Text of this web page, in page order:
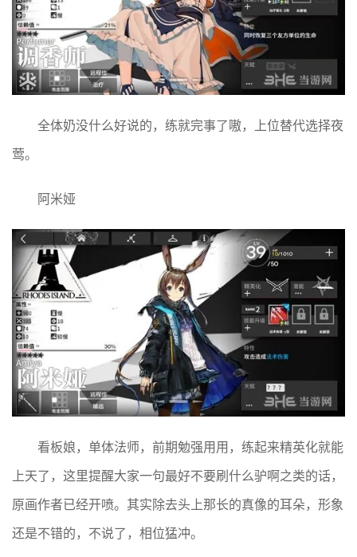
全体奶没什么好说的，练就完事了嗷，上位替代选择夜
莺。
阿米娅
看板娘，单体法师，前期勉强用用，练起来精英化就能
上天了，这里提醒大家一句最好不要刷什么驴啊之类的话，
原画作者已经开喷。其实除去头上那长的真像的耳朵，形象
还是不错的，不说了，相位猛冲。